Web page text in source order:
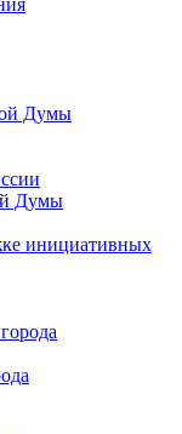
Думы
Думы
инициативных